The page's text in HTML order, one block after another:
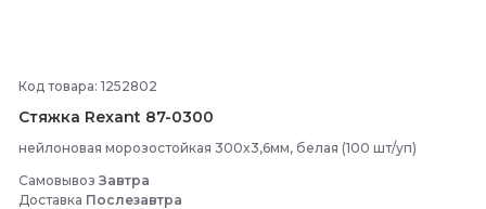
Код товара: 1252802
Стяжка Rexant 87-0300
нейлоновая морозостойкая 300x3,6мм, белая (100 шт/уп)
Самовывоз Завтра
Доставка Послезавтра